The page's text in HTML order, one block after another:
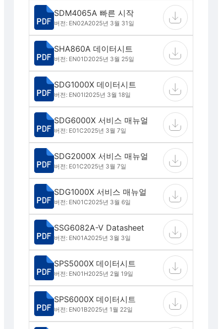
SDM4065A 빠른 시작
버전: EN02A2025년 3월 31일
SHA860A 데이터시트
버전: EN01D2025년 3월 25일
SDG1000X 데이터시트
버전: EN01I2025년 3월 18일
SDG6000X 서비스 매뉴얼
버전: E01C2025년 3월 7일
SDG2000X 서비스 매뉴얼
버전: E01C2025년 3월 7일
SDG1000X 서비스 매뉴얼
버전: EN01C2025년 3월 6일
SSG6082A-V Datasheet
버전: EN01A2025년 3월 3일
SPS5000X 데이터시트
버전: EN01H2025년 2월 19일
SPS6000X 데이터시트
버전: EN01B2025년 1월 22일